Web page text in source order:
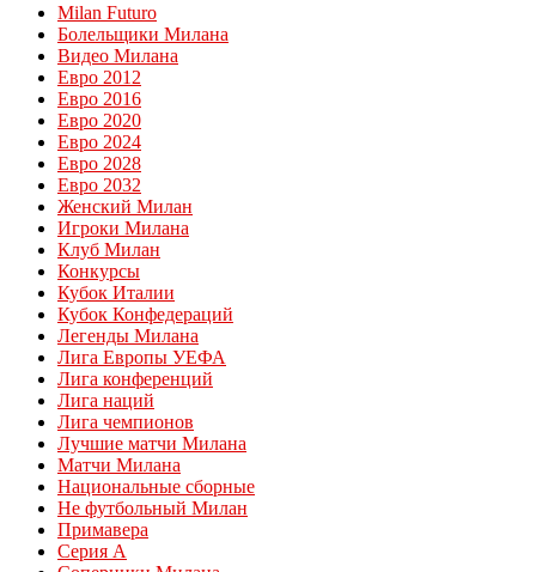
Milan Futuro
Болельщики Милана
Видео Милана
Евро 2012
Евро 2016
Евро 2020
Евро 2024
Евро 2028
Евро 2032
Женский Милан
Игроки Милана
Клуб Милан
Конкурсы
Кубок Италии
Кубок Конфедераций
Легенды Милана
Лига Европы УЕФА
Лига конференций
Лига наций
Лига чемпионов
Лучшие матчи Милана
Матчи Милана
Национальные сборные
Не футбольный Милан
Примавера
Серия А